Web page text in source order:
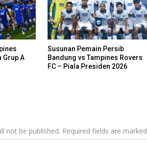
Grup A
Susunan Pemain Persib
Bandung vs Tampines Rovers
FC – Piala Presiden 2026
not be published. Required fields are marked